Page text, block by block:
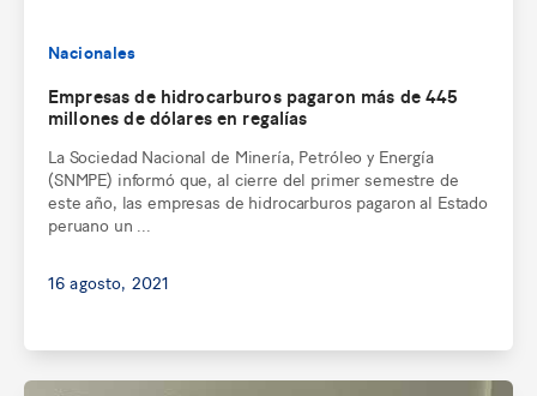
Nacionales
Empresas de hidrocarburos pagaron más de 445
millones de dólares en regalías
La Sociedad Nacional de Minería, Petróleo y Energía
(SNMPE) informó que, al cierre del primer semestre de
este año, las empresas de hidrocarburos pagaron al Estado
peruano un ...
16 agosto, 2021